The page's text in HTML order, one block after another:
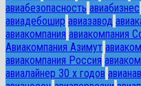
авиабезопасность авиабизнес
авиадебошир авиазавод
авиакомпания авиакомпания
Авиакомпания Азимут
авиакомпания Россия
авиалайнер 30 х годов